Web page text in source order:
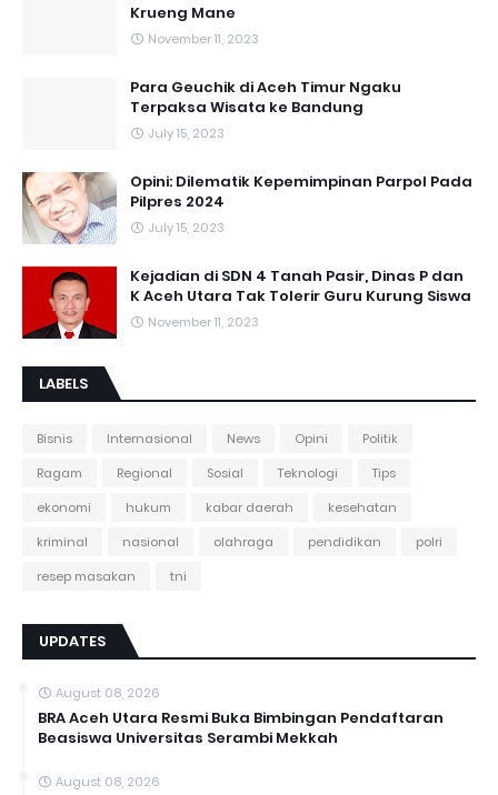
Krueng Mane
November 11, 2023
Para Geuchik di Aceh Timur Ngaku
Terpaksa Wisata ke Bandung
July 15, 2023
Opini: Dilematik Kepemimpinan Parpol Pada
Pilpres 2024
July 15, 2023
Kejadian di SDN 4 Tanah Pasir, Dinas P dan
K Aceh Utara Tak Tolerir Guru Kurung Siswa
November 11, 2023
LABELS
Bisnis Internasional News Opini
Politik
Ragam
Regional Sosial Teknologi
Tips
ekonomi
hukum kabar daerah
kesehatan
kriminal
nasional olahraga pendidikan
polri
resep masakan
tni
UPDATES
August 08, 2026
BRA Aceh Utara Resmi Buka Bimbingan Pendaftaran
Beasiswa Universitas Serambi Mekkah
August 08, 2026